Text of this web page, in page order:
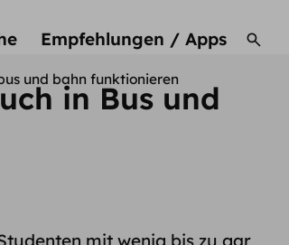
Empfehlungen / Apps
und bahn funktionieren
in Bus und
mit wenig bis zu gar